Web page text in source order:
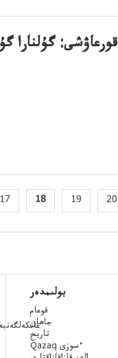
قورعاۋشى: گۇلنارا
17 18 19 20
بولىمدەر
قوعام
جاھان
تاريح
Qazaq ءسوزى